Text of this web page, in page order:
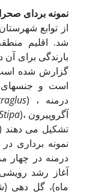
نمونه بردای
از توابع
شد. اقلیم
است و جنس­های
) ، درمنه
)، آگروپیرون
نمونه برداری
درمنه در چهار
آغاز رشد
ماه)، گل دهی